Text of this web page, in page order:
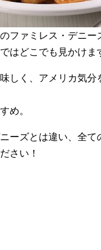
ファミレス・デニー
はどこでも見かけま
しく、アメリカ気分
め。
ーズとは違い、全て
さい！